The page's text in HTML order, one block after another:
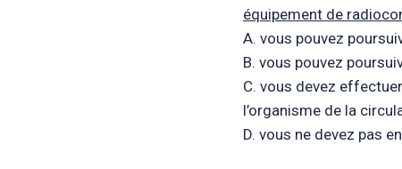
équipement de
A. vous pouvez
B. vous pouvez
C. vous devez
l’organisme de la
D. vous ne devez pas